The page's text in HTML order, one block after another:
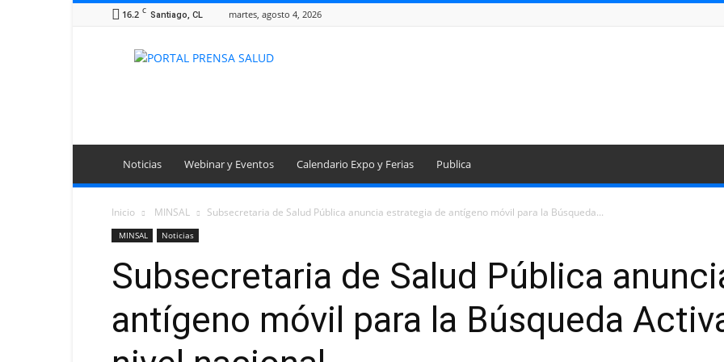
16.2 C Santiago, CL martes, agosto 4, 2026
Portal
Noticias Webinar y Eventos Calendario Expo y Ferias Publica
Inicio MINSAL Subsecretaria de Salud Pública anuncia estrategia de antígeno móvil para la Búsqueda...
MINSAL Noticias
Subsecretaria de Salud Pública
antígeno móvil para la Búsqueda